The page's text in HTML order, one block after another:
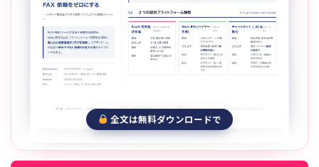
全文は無料ダウンロードで